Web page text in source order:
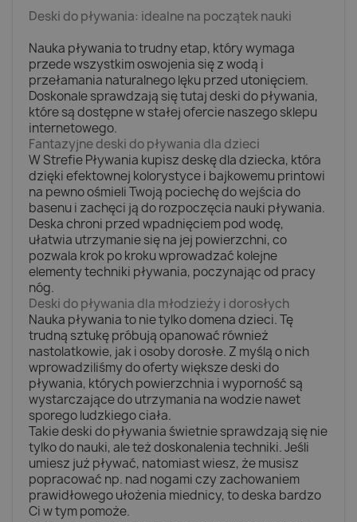
Deski do pływania: idealne na początek nauki
Nauka pływania to trudny etap, który wymaga
przede wszystkim oswojenia się z wodą i
przełamania naturalnego lęku przed utonięciem.
Doskonale sprawdzają się tutaj deski do pływania,
które są dostępne w stałej ofercie naszego sklepu
internetowego.
Fantazyjne deski do pływania dla dzieci
W Strefie Pływania kupisz deskę dla dziecka, która
dzięki efektownej kolorystyce i bajkowemu printowi
na pewno ośmieli Twoją pociechę do wejścia do
basenu i zachęci ją do rozpoczęcia nauki pływania.
Deska chroni przed wpadnięciem pod wodę,
ułatwia utrzymanie się na jej powierzchni, co
pozwala krok po kroku wprowadzać kolejne
elementy techniki pływania, poczynając od pracy
nóg.
Deski do pływania dla młodzieży i dorosłych
Nauka pływania to nie tylko domena dzieci. Tę
trudną sztukę próbują opanować również
nastolatkowie, jak i osoby dorosłe. Z myślą o nich
wprowadziliśmy do oferty większe deski do
pływania, których powierzchnia i wyporność są
wystarczające do utrzymania na wodzie nawet
sporego ludzkiego ciała.
Takie deski do pływania świetnie sprawdzają się nie
tylko do nauki, ale też doskonalenia techniki. Jeśli
umiesz już pływać, natomiast wiesz, że musisz
popracować np. nad nogami czy zachowaniem
prawidłowego ułożenia miednicy, to deska bardzo
Ci w tym pomoże.